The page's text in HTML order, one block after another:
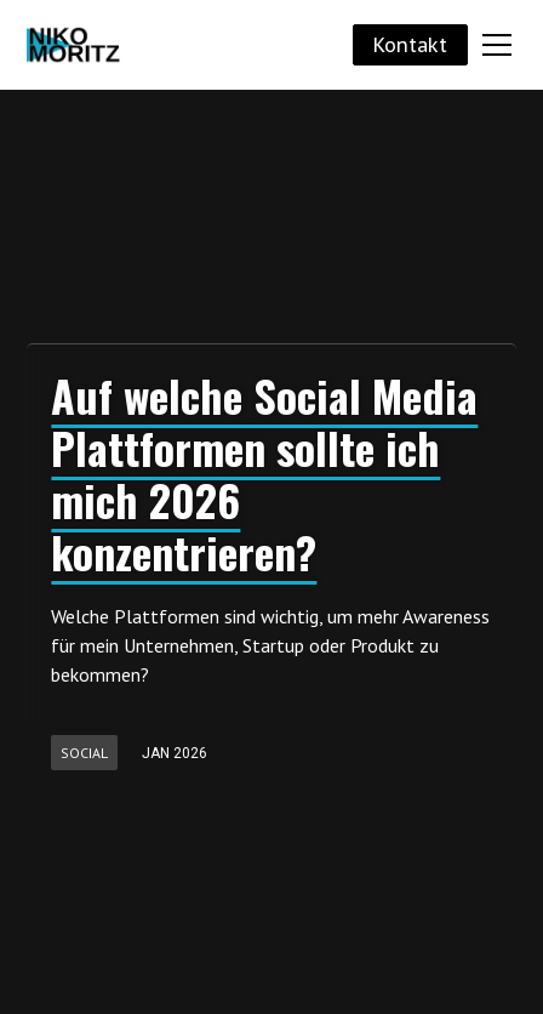
Kontakt
Auf welche Social Media
Plattformen sollte ich
mich 2026
konzentrieren?
Welche Plattformen sind wichtig, um mehr Awareness
für mein Unternehmen, Startup oder Produkt zu
bekommen?
SOCIAL JAN 2026